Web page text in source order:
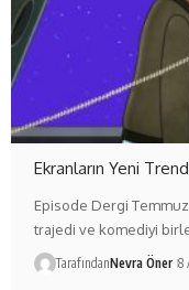
Ekranların Yeni
Episode Dergi
trajedi ve komediyi
TarafındanNevra Öner 8